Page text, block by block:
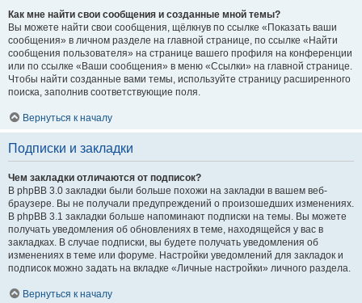
Как мне найти свои сообщения и созданные мной темы?
Вы можете найти свои сообщения, щёлкнув по ссылке «Показать ваши
сообщения» в личном разделе на главной странице, по ссылке «Найти
сообщения пользователя» на странице вашего профиля на конференции
или по ссылке «Ваши сообщения» в меню «Ссылки» на главной странице.
Чтобы найти созданные вами темы, используйте страницу расширенного
поиска, заполнив соответствующие поля.
Вернуться к началу
Подписки и закладки
Чем закладки отличаются от подписок?
В phpBB 3.0 закладки были больше похожи на закладки в вашем веб-
браузере. Вы не получали предупреждений о произошедших изменениях.
В phpBB 3.1 закладки больше напоминают подписки на темы. Вы можете
получать уведомления об обновлениях в теме, находящейся у вас в
закладках. В случае подписки, вы будете получать уведомления об
изменениях в теме или форуме. Настройки уведомлений для закладок и
подписок можно задать на вкладке «Личные настройки» личного раздела.
Вернуться к началу